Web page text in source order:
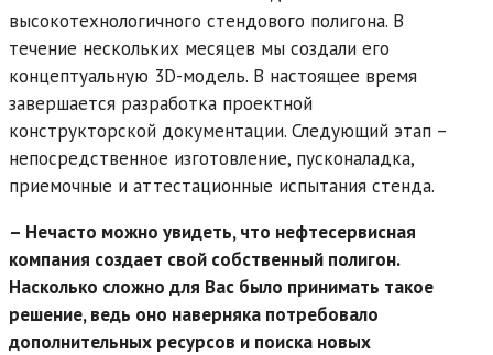
высокотехнологичного стендового полигона. В
течение нескольких месяцев мы создали его
концептуальную 3D-модель. В настоящее время
завершается разработка проектной
конструкторской документации. Следующий этап –
непосредственное изготовление, пусконаладка,
приемочные и аттестационные испытания стенда.
– Нечасто можно увидеть, что нефтесервисная
компания создает свой собственный полигон.
Насколько сложно для Вас было принимать такое
решение, ведь оно наверняка потребовало
дополнительных ресурсов и поиска новых